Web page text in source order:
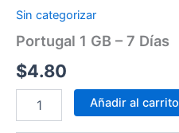
Sin categorizar
Portugal 1 GB – 7 Días
$4.80
Añadir al carrito